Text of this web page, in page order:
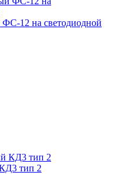
12 на светодиодной
тип 2